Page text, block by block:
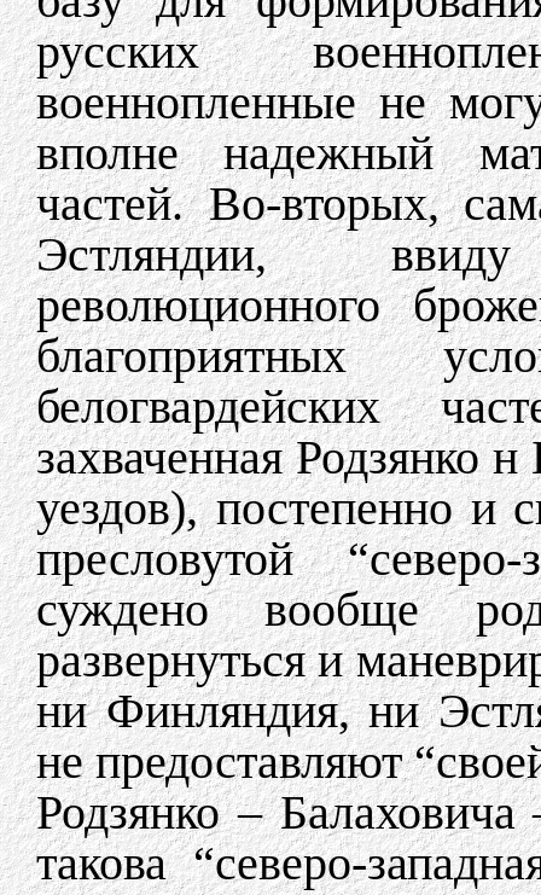
русских
военнопленные не
вполне надежный
частей. Во-вторых,
Эстляндии,
революционного
благоприятных
белогвардейских
захваченная Родзянко
уездов), постепенно и
пресловутой
суждено вообще
развернуться и
ни Финляндия, ни
не предоставляют
Родзянко –
такова “северо-